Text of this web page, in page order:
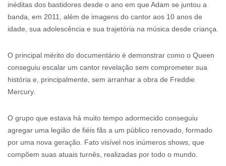
inéditas dos bastidores desde o ano em que Adam se juntou a
banda, em 2011, além de imagens do cantor aos 10 anos de
idade, sua adolescência e sua trajetória na música desde criança.
O principal mérito do documentário é demonstrar como o Queen
conseguiu escalar um cantor revelação sem comprometer sua
história e, principalmente, sem arranhar a obra de Freddie
Mercury.
O grupo que estava há muito tempo adormecido conseguiu
agregar uma legião de fiéis fãs a um público renovado, formado
por uma nova geração. Fato visível nos inúmeros shows, que
compõem suas atuais turnês, realizadas por todo o mundo.